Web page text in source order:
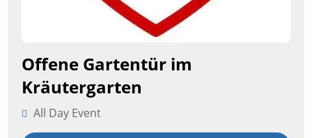
Offene Gartentür im
Kräutergarten
All Day Event